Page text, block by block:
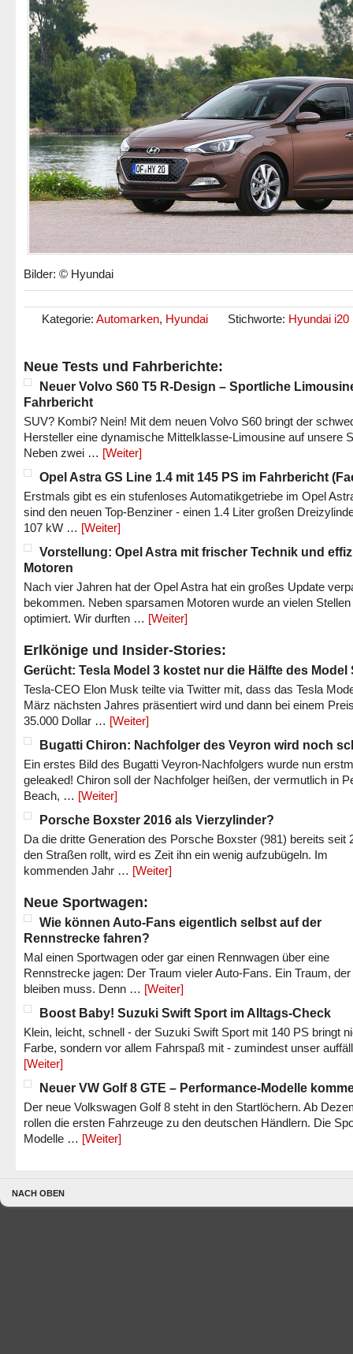
Bilder: © Hyundai
Kategorie: Automarken, Hyundai Stichworte: Hyundai i20
Neue Tests und Fahrberichte:
Neuer Volvo S60 T5 R-Design – Sportliche
Fahrbericht
SUV? Kombi? Nein! Mit dem neuen Volvo S60 bringt der
Hersteller eine dynamische Mittelklasse-Limousine auf unsere
Neben zwei … [Weiter]
Opel Astra GS Line 1.4 mit 145 PS im Fahrbericht
Erstmals gibt es ein stufenloses Automatikgetriebe im Opel
sind den neuen Top-Benziner - einen 1.4 Liter großen
107 kW … [Weiter]
Vorstellung: Opel Astra mit frischer Technik und
Motoren
Nach vier Jahren hat der Opel Astra hat ein großes Update
bekommen. Neben sparsamen Motoren wurde an vielen Stellen
optimiert. Wir durften … [Weiter]
Erlkönige und Insider-Stories:
Gerücht: Tesla Model 3 kostet nur die Hälfte des Model
Tesla-CEO Elon Musk teilte via Twitter mit, dass das Tesla
März nächsten Jahres präsentiert wird und dann bei einem
35.000 Dollar … [Weiter]
Bugatti Chiron: Nachfolger des Veyron wird noch
Ein erstes Bild des Bugatti Veyron-Nachfolgers wurde nun
geleaked! Chiron soll der Nachfolger heißen, der vermutlich in
Beach, … [Weiter]
Porsche Boxster 2016 als Vierzylinder?
Da die dritte Generation des Porsche Boxster (981) bereits seit
den Straßen rollt, wird es Zeit ihn ein wenig aufzubügeln. Im
kommenden Jahr … [Weiter]
Neue Sportwagen:
Wie können Auto-Fans eigentlich selbst auf der
Rennstrecke fahren?
Mal einen Sportwagen oder gar einen Rennwagen über eine
Rennstrecke jagen: Der Traum vieler Auto-Fans. Ein Traum,
bleiben muss. Denn … [Weiter]
Boost Baby! Suzuki Swift Sport im Alltags-Check
Klein, leicht, schnell - der Suzuki Swift Sport mit 140 PS bringt
Farbe, sondern vor allem Fahrspaß mit - zumindest unser
[Weiter]
Neuer VW Golf 8 GTE – Performance-Modelle
Der neue Volkswagen Golf 8 steht in den Startlöchern. Ab
rollen die ersten Fahrzeuge zu den deutschen Händlern. Die
Modelle … [Weiter]
NACH OBEN